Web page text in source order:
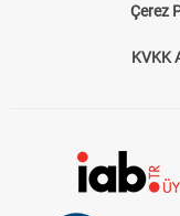
Çerez
KVKK